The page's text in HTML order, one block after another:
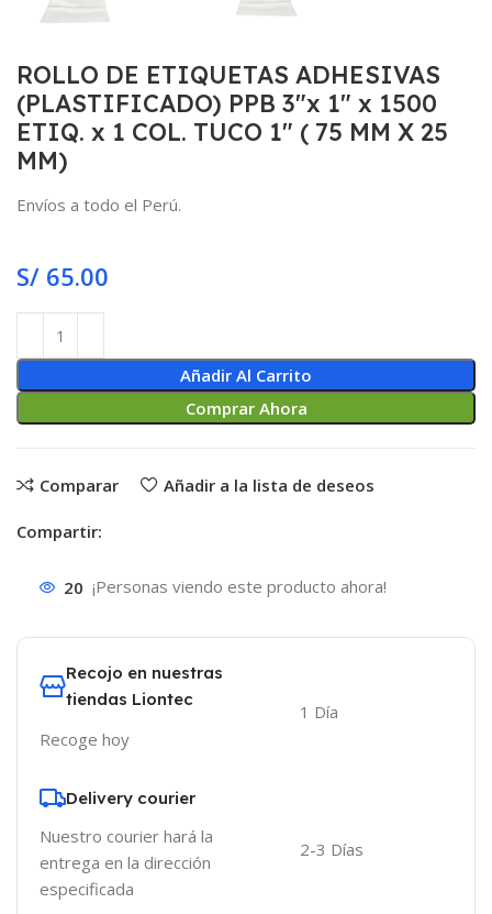
ROLLO DE ETIQUETAS ADHESIVAS
(PLASTIFICADO) PPB 3″x 1″ x 1500
ETIQ. x 1 COL. TUCO 1″ ( 75 MM X 25
MM)
Envíos a todo el Perú.
S/ 65.00
Añadir Al Carrito
Comprar Ahora
Comparar Añadir a la lista de deseos
Compartir:
20 ¡Personas viendo este producto ahora!
Recojo en nuestras
tiendas Liontec
Recoge hoy
1 Día
Delivery courier
Nuestro courier hará la
entrega en la dirección
especificada
2-3 Días